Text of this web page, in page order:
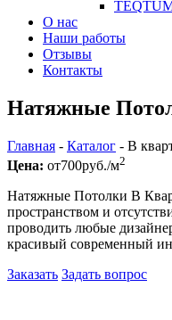
О нас
Наши работы
Отзывы
Контакты
Натяжные
Главная - Каталог - В
Цена: от700руб./м2
Натяжные Потолки В
пространством и
проводить любые
красивый современный
Заказать Задать вопрос